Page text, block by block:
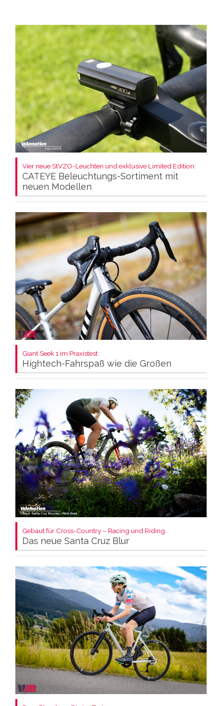
Vier neue StVZO-Leuchten und exklusive Limited Edition:
CATEYE Beleuchtungs-Sortiment mit
neuen Modellen
Giant Seek 1 im Praxistest:
Hightech-Fahrspaß wie die Großen
Gebaut für Cross-Country – Racing und Riding:
Das neue Santa Cruz Blur